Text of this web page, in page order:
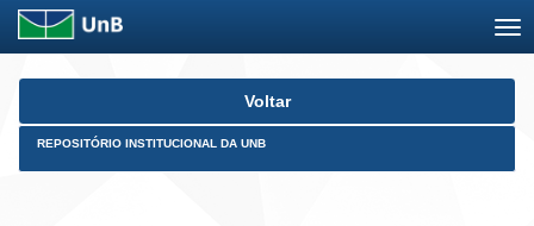
Skip
Voltar
REPOSITÓRIO INSTITUCIONAL DA UNB